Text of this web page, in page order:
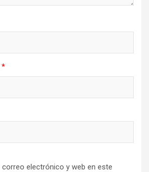
*
correo electrónico y web en este